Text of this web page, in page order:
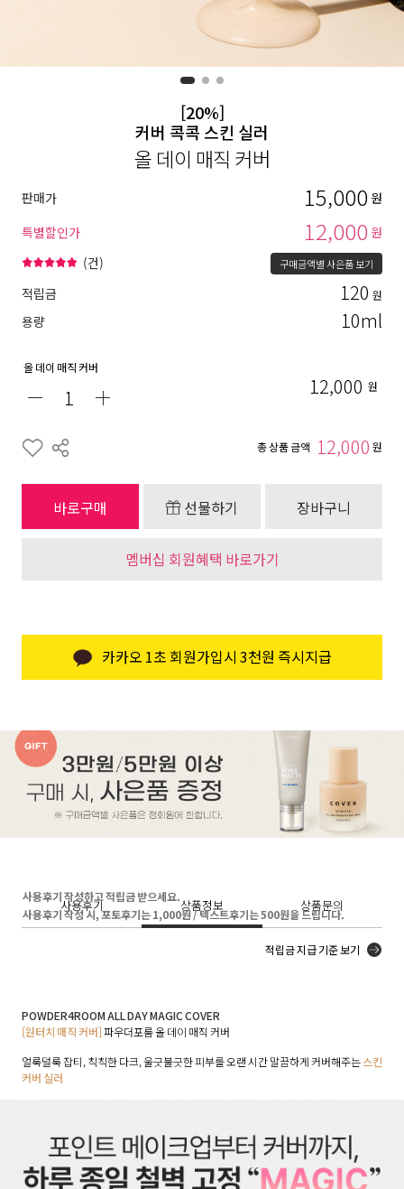
[20%]
커버 콕콕 스킨 실러
올 데이 매직 커버
판매가 15,000 원
특별할인가
12,000 원
(건) 구매금액별 사은품 보기
적립금 120 원
용량 10ml
올 데이 매직 커버
12,000 원
총 상품 금액 12,000 원
바로구매 선물하기 장바구니
멤버십 회원혜택 바로가기
카카오 1초 회원가입시 3천원 즉시지급
사용후기 상품정보 상품문의
사용후기 작성하고 적립금 받으세요.
사용후기 작성 시, 포토후기는 1,000원 / 텍스트후기는 500원을 드립니다.
적립금 지급 기준 보기
POWDER4ROOM ALL DAY MAGIC COVER
[원터치 매직 커버]파우더포룸 올 데이 매직 커버
얼룩덜룩 잡티, 칙칙한 다크, 울긋불긋한 피부를 오랜 시간 말끔하게 커버해주는스킨
커버 실러